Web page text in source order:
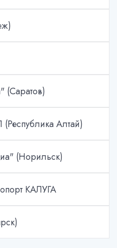
Алтай)
(Норильск)
КАЛУГА